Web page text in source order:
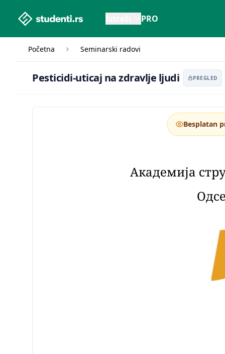
studenti.rs home page PRO
Početna Seminarski radovi
Pesticidi-uticaj na zdravlje ljudi PREGLED
Академија
Besplatan